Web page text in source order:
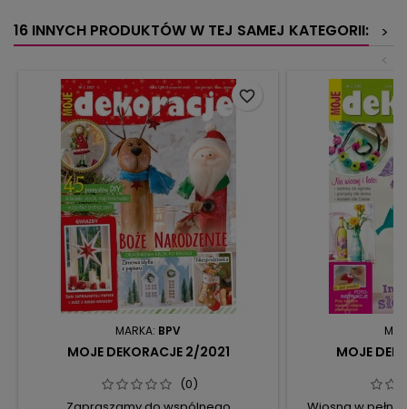
16 INNYCH PRODUKTÓW W TEJ SAMEJ KATEGORII:
>
<
MARKA: BPV
MOJE DEKORACJE 2/2021
(0)
favorite_border
MOJE